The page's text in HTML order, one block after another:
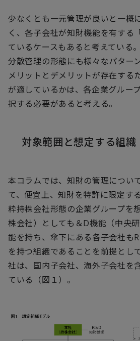
少なくとも一元管理が良いと一概
く、各子会社が知財機能を有する
ているケースもあると考えている
分散管理の形態にも様々なパター
メリットとデメリットが存在する
が適しているかは、各企業グルー
択する必要があると考える。
対象範囲と想定する組織
本コラムでは、知財の管理につい
て、便宜上、知財を特許に限定す
粋持株会社形態の企業グループを
株会社）としても＆D機能（中央
能を持ち、傘下にある各子会社も
を持つ組織であることを前提とし
社は、国内子会社、海外子会社を
ている（図１）。